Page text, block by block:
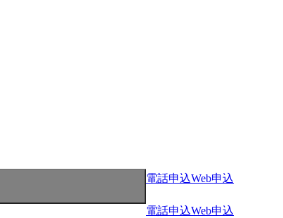
電話申込Web申込
電話申込Web申込